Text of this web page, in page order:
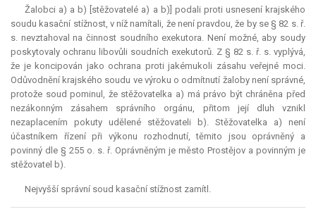
Žalobci a) a b) [stěžovatelé a) a b)] podali proti usnesení krajského
soudu kasační stížnost, v níž namítali, že není pravdou, že by se § 82 s. ř.
s. nevztahoval na činnost soudního exekutora. Není možné, aby soudy
poskytovaly ochranu libovůli soudních exekutorů. Z § 82 s. ř. s. vyplývá,
že je koncipován jako ochrana proti jakémukoli zásahu veřejné moci.
Odůvodnění krajského soudu ve výroku o odmítnutí žaloby není správné,
protože soud pominul, že stěžovatelka a) má právo být chráněna před
nezákonným zásahem správního orgánu, přitom její dluh vznikl
nezaplacením pokuty udělené stěžovateli b). Stěžovatelka a) není
účastníkem řízení při výkonu rozhodnutí, těmito jsou oprávněný a
povinný dle § 255 o. s. ř. Oprávněným je město Prostějov a povinným je
stěžovatel b).
Nejvyšší správní soud kasační stížnost zamítl.